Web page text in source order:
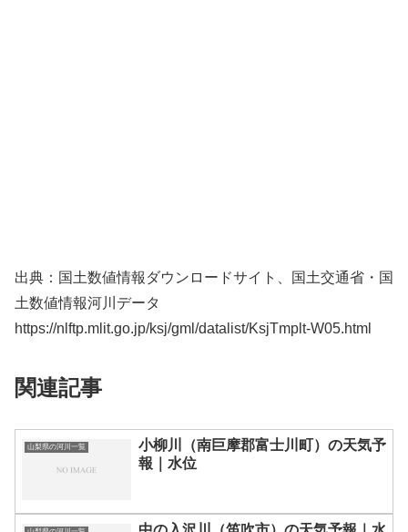
出典：国土数値情報ダウンロードサイト、国土交通省・国
土数値情報河川データ
https://nlftp.mlit.go.jp/ksj/gml/datalist/KsjTmplt-W05.html
関連記事
山梨県の河川一覧
小柳川（南巨摩郡富士川町）の天気予
報｜水位